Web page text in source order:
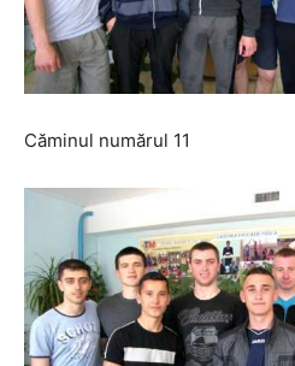
Căminul numărul 11